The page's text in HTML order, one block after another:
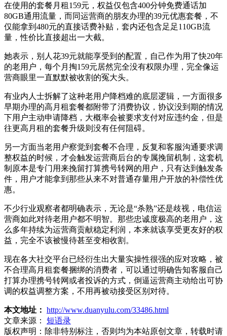
在使用的套餐月租159元，权益仅包含400分钟免费通话加
80GB通用流量，而同运营商的朋友办理的39元优惠套餐，不
仅能拿到480元的直接话费补贴，套内还包含足足110GB流
量，性价比直接超出一大截。
她表示，别人花39元就能享受到的配置，自己作为用了快20年
的老用户，每个月掏159元居然完全没有权限办理，完全像运
营商眼里一直默默被收割的冤大头。
有业内人士拆解了这种老用户降档难的底层逻辑，一方面很多
早期办理的高月租套餐都附带了消费协议，协议没到期的情况
下用户主动申请降档，大概率会被要求支付对应违约金，但是
往更高月租的套餐升级则没有任何阻碍。
另一方面当老用户察觉到套餐不合理，反复和客服沟通要求调
整权益的时候，才会触发运营商后台的专属挽留机制，这套机
制原本是专门用来挽留打算携号转网的用户，只有达到触发条
件，用户才能拿到那些从来不对普通存量用户开放的补偿性优
惠。
不少行业观察者都明确表示，无论是“杀熟”还是歧视，电信运
营商如此对待老用户都不明智。那些忠诚度极高的老用户，这
么多年持续为运营商贡献稳定利润，本来就该享受更友好的权
益，完全不该被慢待甚至变相收割。
现在各大社交平台已经衍生出大量实操性很强的应对攻略，被
不合理高月租套餐捆绑的消费者，可以通过明确告知客服自己
打算办理携号转网或者投诉的方式，倒逼运营商主动给出可协
调的权益调整方案，不用再被动接受区别对待。
本文地址： http://www.duanyulu.com/33486.html
文章来源：
短语录
版权声明： 除非特别标注，否则均为本站原创文章，转载时请